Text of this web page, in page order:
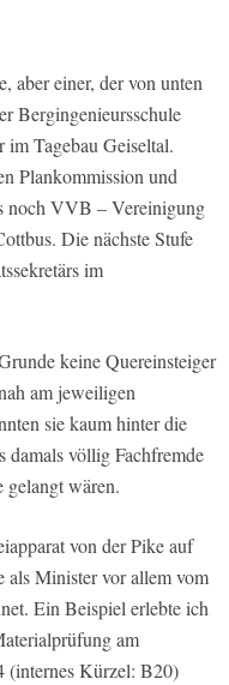
aber einer, der von unten
Bergingenieursschule
Tagebau Geiseltal.
Plankommission und
noch VVB – Vereinigung
Die nächste Stufe
im
keine Quereinsteiger
am jeweiligen
sie kaum hinter die
damals völlig Fachfremde
gelangt wären.
von der Pike auf
als Minister vor allem vom
Ein Beispiel erlebte ich
am
(internes Kürzel: B20)